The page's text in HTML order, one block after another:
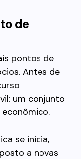
de
pontos de
Antes de
um conjunto
se inicia,
a novas